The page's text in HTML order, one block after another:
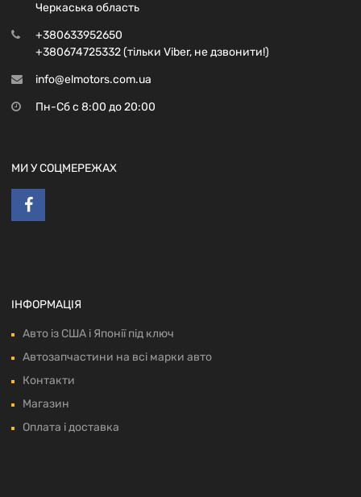
Черкаська область
+380633952650
+380674725332 (тільки Viber, не дзвонити!)
info@elmotors.com.ua
Пн-Сб с 8:00 до 20:00
МИ У СОЦМЕРЕЖАХ
ІНФОРМАЦІЯ
Авто із США і Японії під ключ
Автозапчастини на всі марки авто
Контакти
Магазин
Оплата і доставка